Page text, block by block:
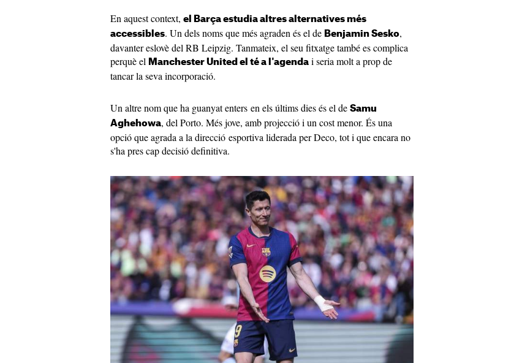
En aquest context, el Barça estudia altres alternatives més
accessibles. Un dels noms que més agraden és el de Benjamin Sesko,
davanter eslovè del RB Leipzig. Tanmateix, el seu fitxatge també es complica
perquè el Manchester United el té a l'agenda i seria molt a prop de
tancar la seva incorporació.
Un altre nom que ha guanyat enters en els últims dies és el de Samu
Aghehowa, del Porto. Més jove, amb projecció i un cost menor. És una
opció que agrada a la direcció esportiva liderada per Deco, tot i que encara no
s'ha pres cap decisió definitiva.